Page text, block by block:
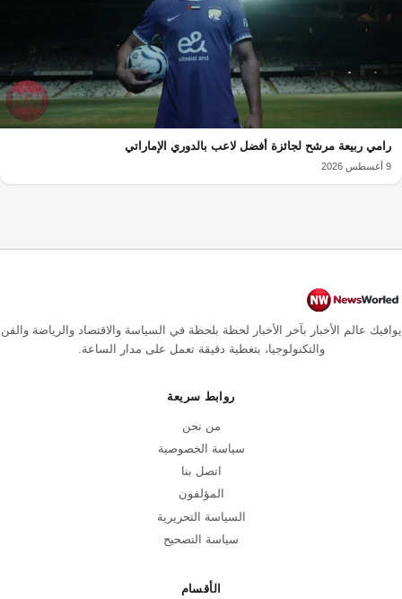
رامي ربيعة مرشح لجائزة أفضل لاعب بالدوري الإماراتي
9 أغسطس 2026
يوافيك عالم الأخبار بآخر الأخبار لحظة بلحظة في السياسة والاقتصاد والرياضة والفن
والتكنولوجيا، بتغطية دقيقة تعمل على مدار الساعة.
روابط سريعة
من نحن
سياسة الخصوصية
اتصل بنا
المؤلفون
السياسة التحريرية
سياسة التصحيح
الأقسام